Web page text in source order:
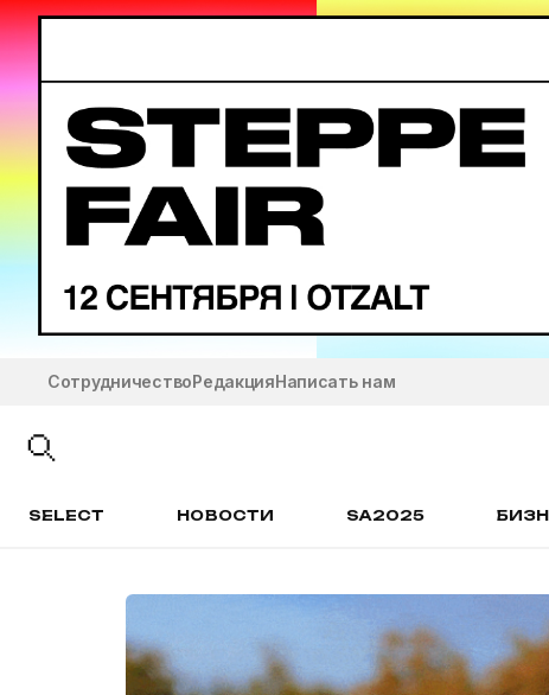
СотрудничествоРедакцияНаписать нам
SELECT НОВОСТИ SA2025